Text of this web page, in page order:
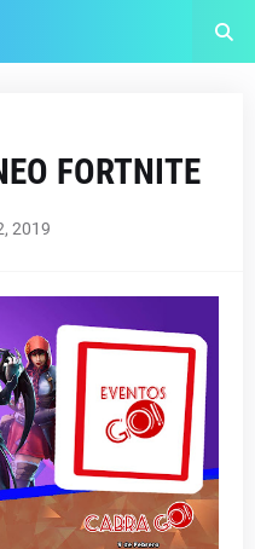
FORTNITE
2019